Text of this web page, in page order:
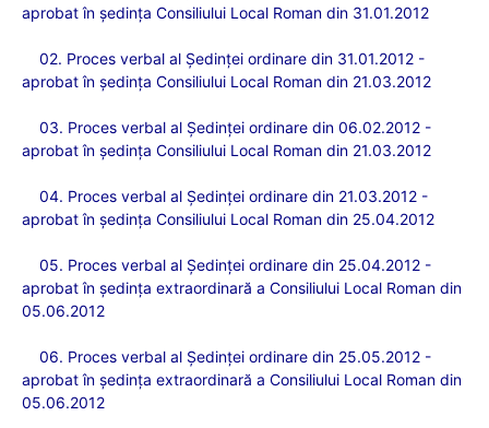
aprobat în şedinţa Consiliului Local Roman din 31.01.2012
02. Proces verbal al Şedinţei ordinare din 31.01.2012 -
aprobat în şedinţa Consiliului Local Roman din 21.03.2012
03. Proces verbal al Şedinţei ordinare din 06.02.2012 -
aprobat în şedinţa Consiliului Local Roman din 21.03.2012
04. Proces verbal al Şedinţei ordinare din 21.03.2012 -
aprobatîn şedinţa Consiliului Local Roman din 25.04.2012
05. Proces verbal al Şedinţei ordinare din 25.04.2012 -
aprobat în şedinţa extraordinară a Consiliului Local Roman din
05.06.2012
06. Proces verbal al Şedinţei ordinare din 25.05.2012 -
aprobat în şedinţa extraordinară a Consiliului Local Roman din
05.06.2012